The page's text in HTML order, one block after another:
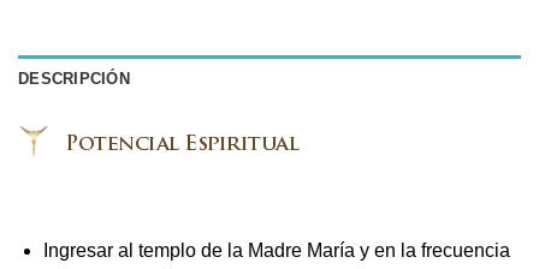
DESCRIPCIÓN
Ingresar al templo de la Madre María y en la frecuencia